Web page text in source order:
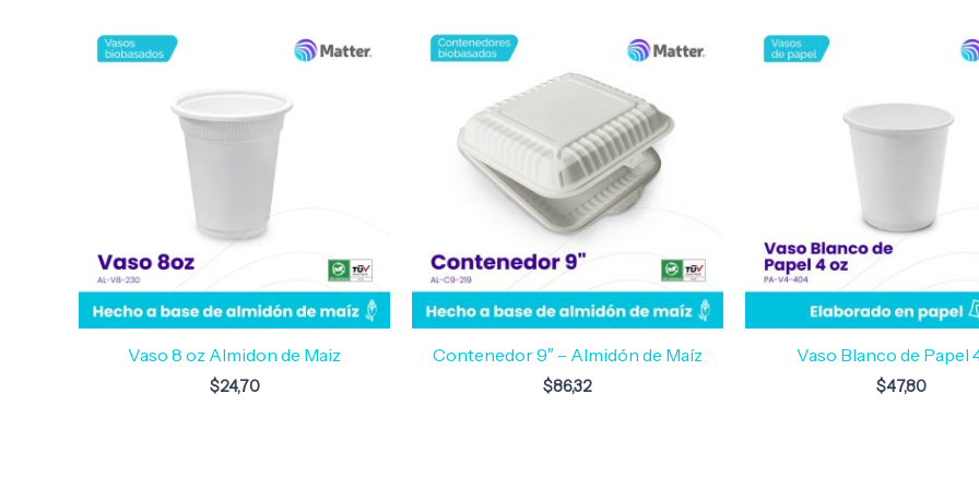
Vaso 8 oz Almidon de Maiz
$24,70
Contenedor 9″ – Almidón de Maíz
$86,32
Vaso Blanco de Papel
$47,80